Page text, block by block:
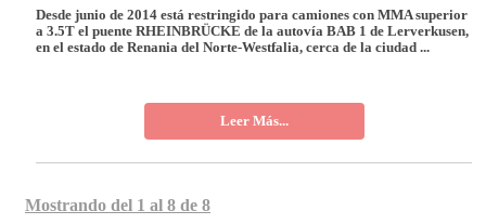
Desde junio de 2014 está restringido para camiones con MMA superior
a 3.5T el puente RHEINBRÜCKE de la autovía BAB 1 de Lerverkusen,
en el estado de Renania del Norte-Westfalia, cerca de la ciudad ...
Leer Más...
Mostrando del 1 al 8 de 8